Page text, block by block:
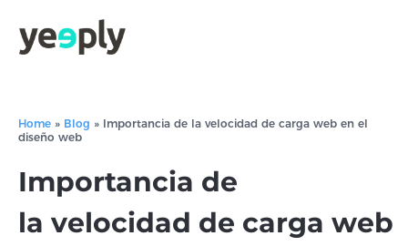
Home » Blog » Importancia de la velocidad de carga web en el
diseño web
Importancia de
la velocidad de carga web